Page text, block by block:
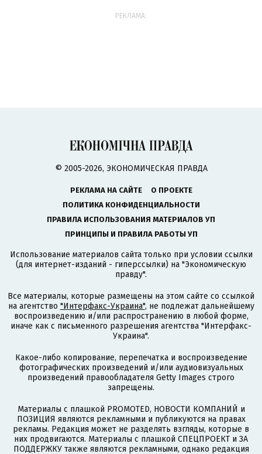
РЕКЛАМА:
© 2005-2026, ЭКОНОМИЧЕСКАЯ ПРАВДА
РЕКЛАМА НА САЙТЕ
О ПРОЕКТЕ
ПОЛИТИКА КОНФИДЕНЦИАЛЬНОСТИ
ПРАВИЛА ИСПОЛЬЗОВАНИЯ МАТЕРИАЛОВ УП
ПРИНЦИПЫ И ПРАВИЛА РАБОТЫ УП
Использование материалов сайта только при условии ссылки
(для интернет-изданий - гиперссылки) на "Экономическую
правду".
Все материалы, которые размещены на этом сайте со ссылкой
на агентство "Интерфакс-Украина", не подлежат дальнейшему
воспроизведению и/или распространению в любой форме,
иначе как с письменного разрешения агентства "Интерфакс-
Украина".
Какое-либо копирование, перепечатка и воспроизведение
фотографических произведений и/или аудиовизуальных
произведений правообладателя Getty Images строго
запрещены.
Материалы с плашкой PROMOTED, НОВОСТИ КОМПАНИЙ и
ПОЗИЦИЯ являются рекламными и публикуются на правах
рекламы. Редакция может не разделять взгляды, которые в
них продвигаются. Материалы с плашкой СПЕЦПРОЕКТ и ЗА
ПОДДЕРЖКУ также являются рекламными, однако редакция